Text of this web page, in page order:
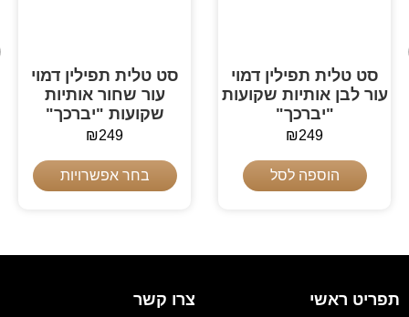
סט טלית תפילין דמוי
עור לבן אותיות שקועות
"יברכך"
₪249
הוספה לסל
סט טלית תפילין דמוי
עור שחור אותיות
שקועות "יברכך"
₪249
בחר אפשרויות
תפריט ראשי צרו קשר